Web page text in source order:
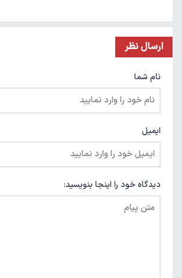
ارسال نظر
نام شما
ایمیل
دیدگاه خود را اینجا بنویسید: